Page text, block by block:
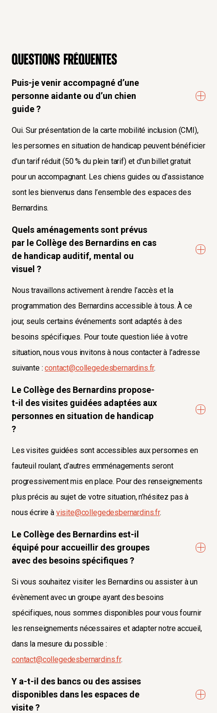
Questions fréquentes
Puis-je venir accompagné d’une
personne aidante ou d’un chien
guide ?
Oui. Sur présentation de la carte mobilité inclusion (CMI),
les personnes en situation de handicap peuvent bénéficier
d’un tarif réduit (50 % du plein tarif) et d'un billet gratuit
pour un accompagnant. Les chiens guides ou d’assistance
sont les bienvenus dans l’ensemble des espaces des
Bernardins.
Quels aménagements sont prévus
par le Collège des Bernardins en cas
de handicap auditif, mental ou
visuel ?
Nous travaillons activement à rendre l’accès et la
programmation des Bernardins accessible à tous. À ce
jour, seuls certains événements sont adaptés à des
besoins spécifiques. Pour toute question liée à votre
situation, nous vous invitons à nous contacter à l’adresse
suivante :contact@collegedesbernardins.fr.
Le Collège des Bernardins propose-
t-il des visites guidées adaptées aux
personnes en situation de handicap
?
Les visites guidées sont accessibles aux personnes en
fauteuil roulant, d’autres emménagements seront
progressivement mis en place. Pour des renseignements
plus précis au sujet de votre situation, n’hésitez pas à
nous écrire à visite@collegedesbernardins.fr.
Le Collège des Bernardins est-il
équipé pour accueillir des groupes
avec des besoins spécifiques ?
Si vous souhaitez visiter les Bernardins ou assister à un
évènement avec un groupe ayant des besoins
spécifiques, nous sommes disponibles pour vous fournir
les renseignements nécessaires et adapter notre accueil,
dans la mesure du possible :
contact@collegedesbernardins.fr.
Y a-t-il des bancs ou des assises
disponibles dans les espaces de
visite ?